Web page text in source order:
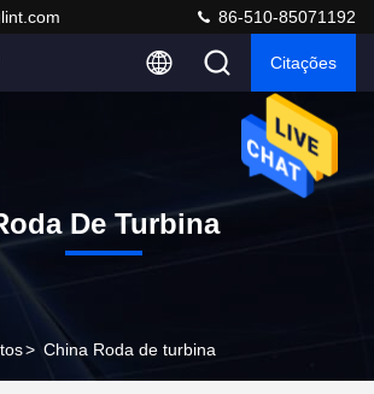
86-510-85071192
Citações
De Turbina
> China Roda de turbina